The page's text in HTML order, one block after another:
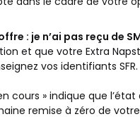
: je n’ai pas reçu de
et que votre Extra
vos identifiants SFR.
cours » indique que
remise à zéro de